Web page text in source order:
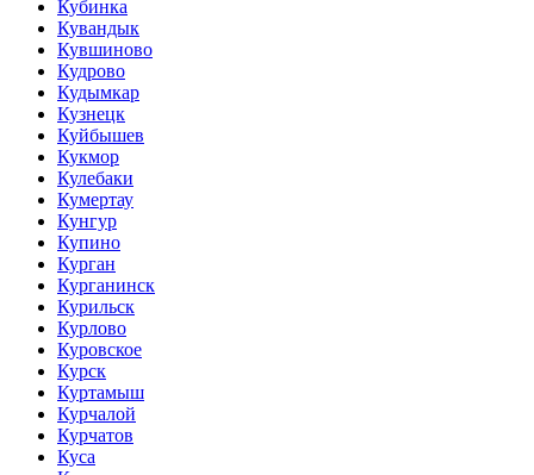
Кубинка
Кувандык
Кувшиново
Кудрово
Кудымкар
Кузнецк
Куйбышев
Кукмор
Кулебаки
Кумертау
Кунгур
Купино
Курган
Курганинск
Курильск
Курлово
Куровское
Курск
Куртамыш
Курчалой
Курчатов
Куса